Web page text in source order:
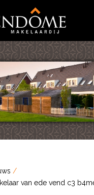
van ede vend c3